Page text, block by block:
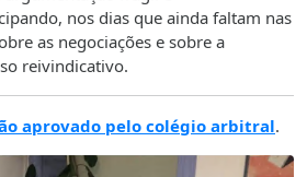
nos dias que ainda faltam nas
as negociações e sobre a
reivindicativo.
aprovado pelo colégio arbitral.